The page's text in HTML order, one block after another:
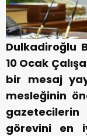
Dulkadiroğlu
10 Ocak
bir mesaj
mesleğinin
görevini en